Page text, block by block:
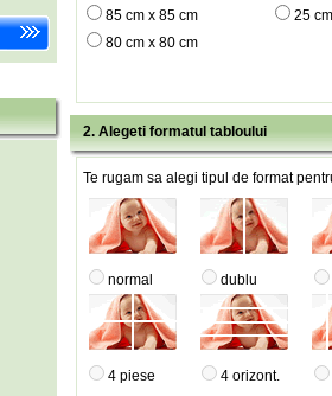
85 cm x 85 cm
25
80 cm x 80 cm
2. Alegeti formatul tabloului
Te rugam sa alegi tipul de format
normal dublu
4 piese 4 orizont.